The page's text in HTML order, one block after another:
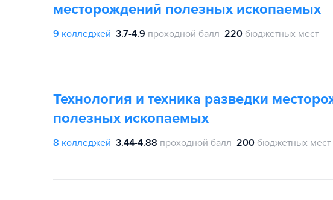
месторождений полезных ископаемых
9 колледжей 3.7-4.9 проходной балл 220 бюджетных мест
Технология и техника разведки
полезных ископаемых
8 колледжей 3.44-4.88 проходной балл 200 бюджетных мест